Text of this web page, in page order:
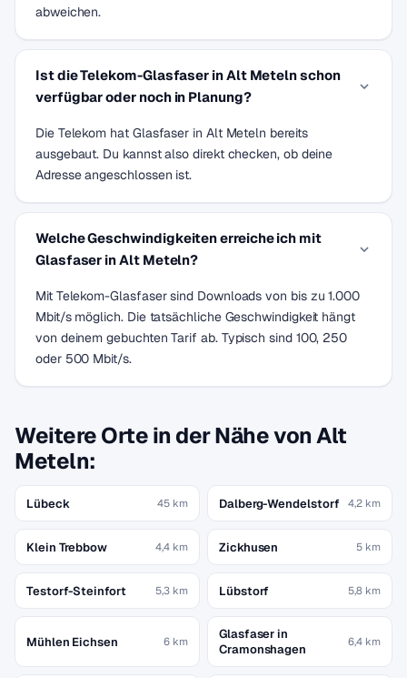
abweichen.
Ist die Telekom-Glasfaser in Alt Meteln schon
verfügbar oder noch in Planung?
Die Telekom hat Glasfaser in Alt Meteln bereits
ausgebaut. Du kannst also direkt checken, ob deine
Adresse angeschlossen ist.
Welche Geschwindigkeiten erreiche ich mit
Glasfaser in Alt Meteln?
Mit Telekom-Glasfaser sind Downloads von bis zu 1.000
Mbit/s möglich. Die tatsächliche Geschwindigkeit hängt
von deinem gebuchten Tarif ab. Typisch sind 100, 250
oder 500 Mbit/s.
Weitere Orte in der Nähe von Alt
Meteln:
Lübeck 45 km Dalberg-Wendelstorf 4,2 km
Klein Trebbow 4,4 km Zickhusen 5 km
Testorf-Steinfort 5,3 km Lübstorf 5,8 km
Mühlen Eichsen 6 km
Glasfaser in
Cramonshagen
6,4 km